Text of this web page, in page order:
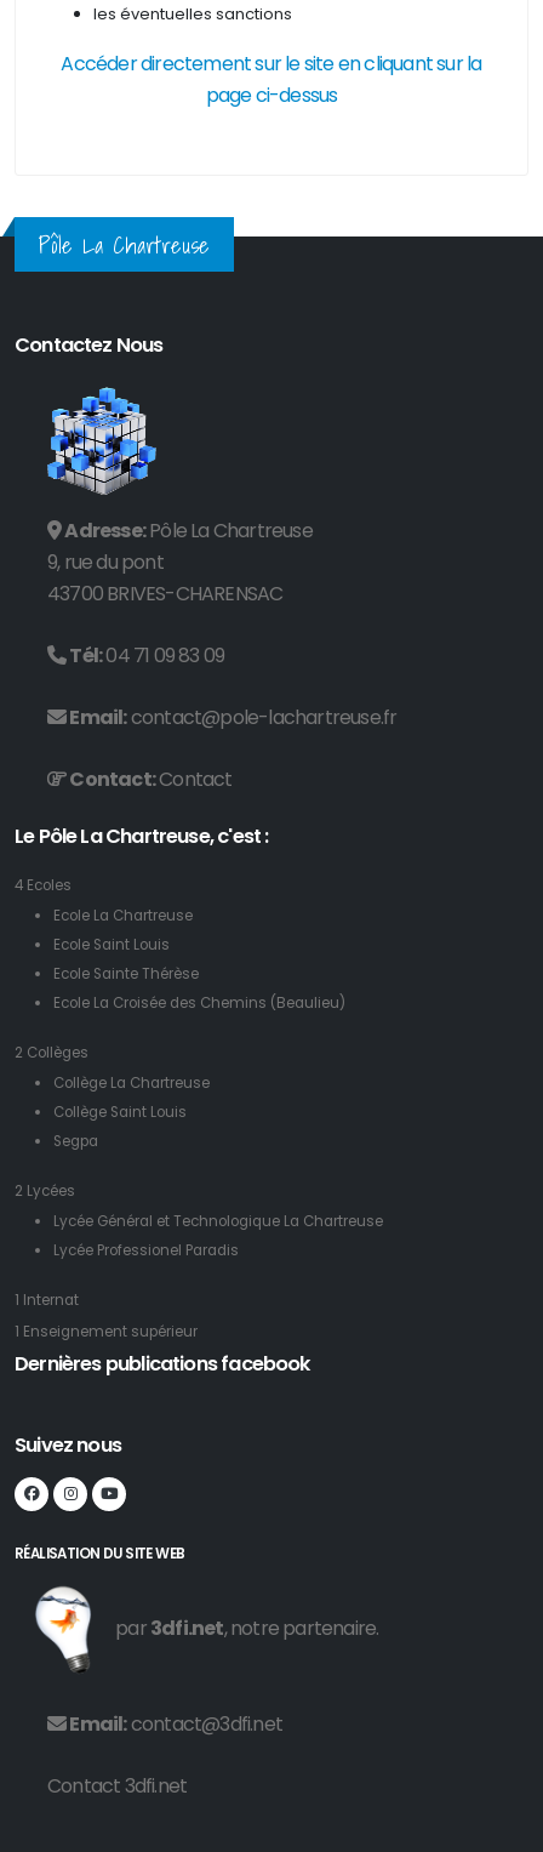
les éventuelles sanctions
Accéder directement sur le site en cliquant sur la
page ci-dessus
Pôle La Chartreuse
Contactez Nous
Adresse:Pôle La Chartreuse
9, rue du pont
43700 BRIVES-CHARENSAC
Tél:04 71 09 83 09
Email:contact@pole-lachartreuse.fr
Contact:Contact
Le Pôle La Chartreuse, c'est :
4 Ecoles
Ecole La Chartreuse
Ecole Saint Louis
Ecole Sainte Thérèse
Ecole La Croisée des Chemins (Beaulieu)
2 Collèges
Collège La Chartreuse
Collège Saint Louis
Segpa
2 Lycées
Lycée Général et Technologique La Chartreuse
Lycée Professionel Paradis
1 Internat
1 Enseignement supérieur
Dernières publications facebook
Suivez nous
RÉALISATION DU SITE WEB
par3dfi.net, notre partenaire.
Email:contact@3dfi.net
Contact 3dfi.net